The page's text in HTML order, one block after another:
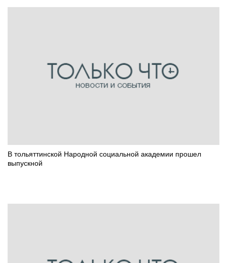
В тольяттинской Народной социальной академии прошел
выпускной